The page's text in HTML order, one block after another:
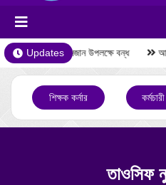
Updatesরমজান উপলক্ষে বন্ধ আই
শিক্ষক কর্নার
তাওসিফ